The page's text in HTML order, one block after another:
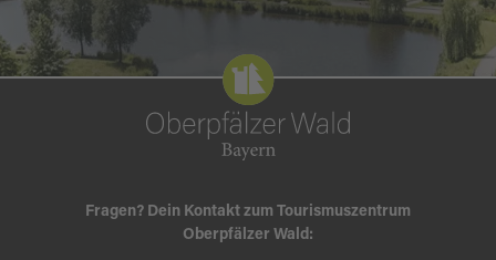
Fragen? Dein Kontakt zum Tourismuszentrum
Oberpfälzer Wald: